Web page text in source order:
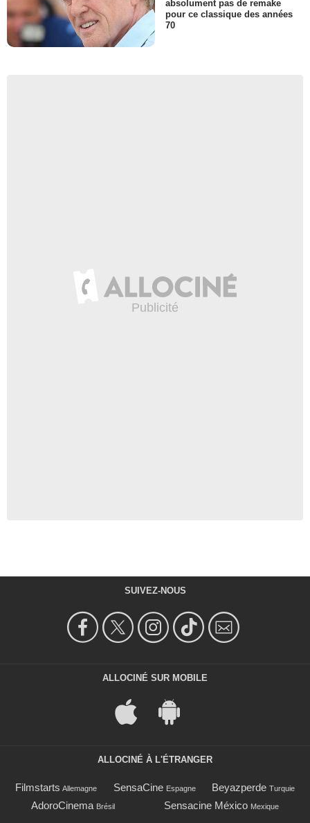
absolument pas de remake
pour ce classique des années
70
SUIVEZ-NOUS
ALLOCINÉ SUR MOBILE
ALLOCINÉ À L'ÉTRANGER
Filmstarts Allemagne SensaCine Espagne Beyazperde Turquie
AdoroCinema Brésil Sensacine México Mexique